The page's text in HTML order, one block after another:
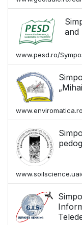
and
www.pesd.ro/
www.enviromatica.ro